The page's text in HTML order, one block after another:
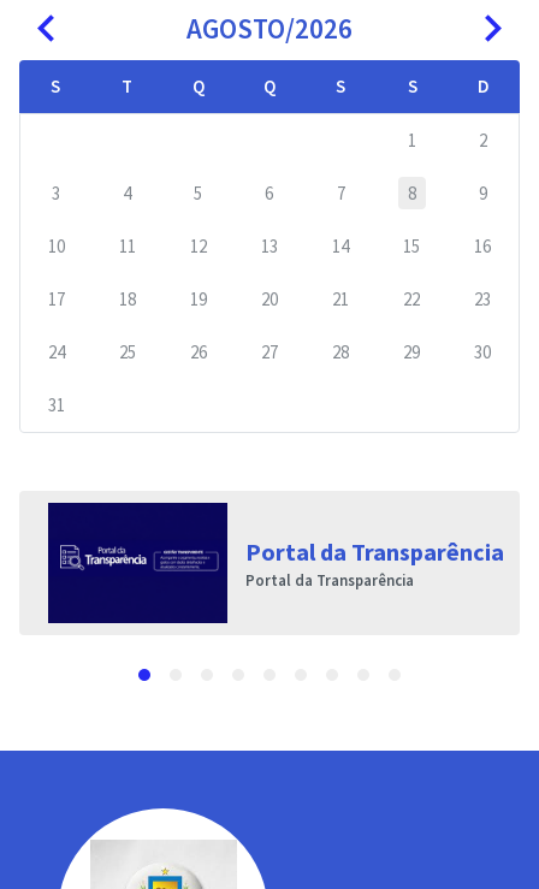
navigate_before AGOSTO/2026 navigate_next
S T Q Q S S D
1 2
3 4 5 6 7 8 9
10 11 12 13 14 15 16
17 18 19 20 21 22 23
24 25 26 27 28 29 30
31
Portal da Transparência
Portal da Transparência